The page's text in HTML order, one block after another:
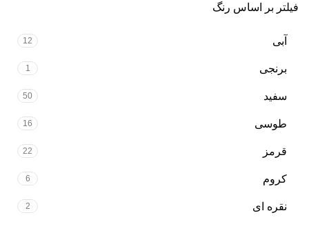
فیلتر بر اساس رنگ
آبی 12
برنجی 1
سفید 50
طوسی 16
قرمز 22
کروم 6
نقره ای 2